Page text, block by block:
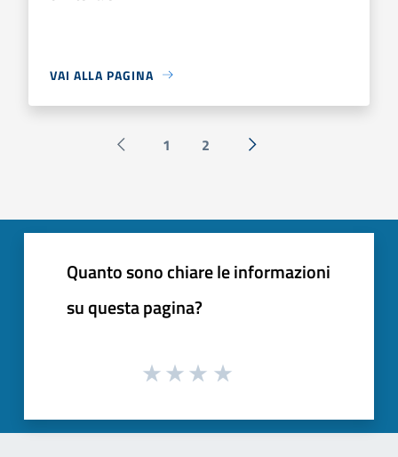
VAI ALLA PAGINA
Pagina precedente
1 2 Successiva »
Quanto sono chiare le informazioni
su questa pagina?